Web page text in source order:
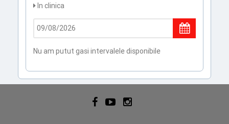
In clinica
Nu am putut gasi intervalele disponibile